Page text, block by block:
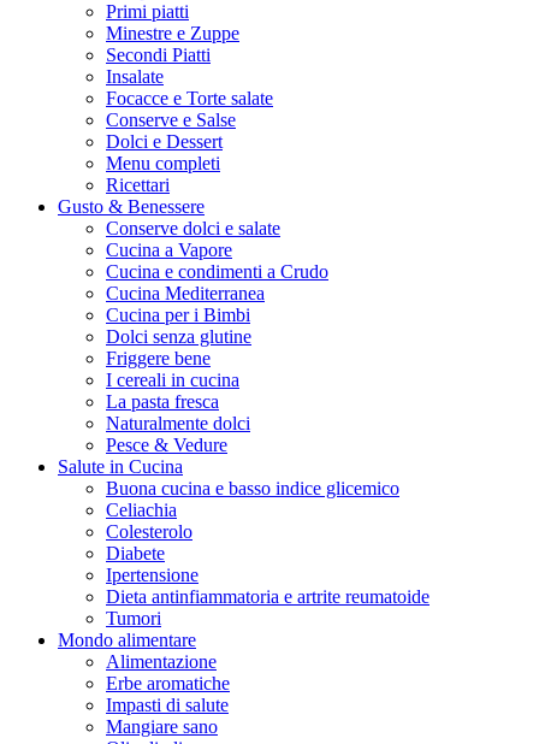
Primi piatti
Minestre e Zuppe
Secondi Piatti
Insalate
Focacce e Torte salate
Conserve e Salse
Dolci e Dessert
Menu completi
Ricettari
Gusto & Benessere
Conserve dolci e salate
Cucina a Vapore
Cucina e condimenti a Crudo
Cucina Mediterranea
Cucina per i Bimbi
Dolci senza glutine
Friggere bene
I cereali in cucina
La pasta fresca
Naturalmente dolci
Pesce & Vedure
Salute in Cucina
Buona cucina e basso indice glicemico
Celiachia
Colesterolo
Diabete
Ipertensione
Dieta antinfiammatoria e artrite reumatoide
Tumori
Mondo alimentare
Alimentazione
Erbe aromatiche
Impasti di salute
Mangiare sano